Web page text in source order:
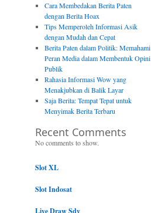
Cara Membedakan Berita Paten
dengan Berita Hoax
Tips Memperoleh Informasi Asik
dengan Mudah dan Cepat
Berita Paten dalam Politik: Memahami
Peran Media dalam Membentuk Opini
Publik
Rahasia Informasi Wow yang
Menakjubkan di Balik Layar
Saja Berita: Tempat Tepat untuk
Menyimak Berita Terbaru
Recent Comments
No comments to show.
Slot XL
Slot Indosat
Live Draw Sdy